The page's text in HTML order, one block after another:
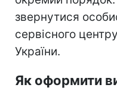
звернутися
сервісного
України.
Як оформити